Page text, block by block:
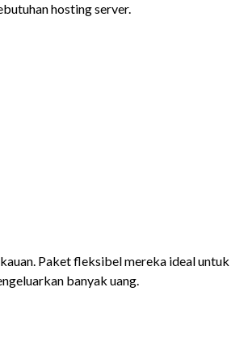
hosting server.
Paket fleksibel mereka ideal untuk
banyak uang.